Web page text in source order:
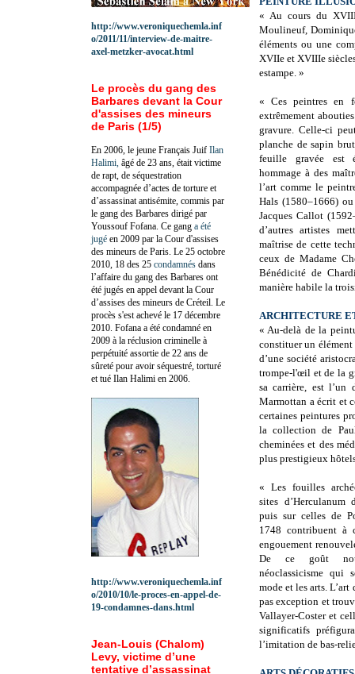
« Au cours du
Moulineuf,
éléments ou une
XVIIe et XVIIIe
estampe. »
« Ces peintres en
extrêmement
gravure. Celle-ci
planche de sapin
feuille gravée est
hommage à des
l’art comme le
Hals (1580–1666)
Jacques Callot
d’autres artistes
maîtrise de cette
ceux de Madame
Bénédicité de
manière habile la
ARCHITECTURE
« Au-delà de la
constituer un
d’une société
trompe-l'œil et de la
sa carrière, est l’un
Marmottan a écrit et
certaines peintures
la collection de
cheminées et des
plus prestigieux
« Les fouilles
sites d’Herculanum
puis sur celles de
1748 contribuent à
engouement
De ce goût
néoclassicisme qui
mode et les arts.
pas exception et
Vallayer-Coster et
significatifs
l’imitation de bas-
http://www.veroniquechemla.inf
o/2011/11/interview-de-maitre-
axel-metzker-avocat.html
Le procès du gang des
Barbares devant la Cour
d'assises des mineurs
de Paris (1/5)
En 2006, le jeune Français Juif Ilan
Halimi, âgé de 23 ans, était victime
de rapt, de séquestration
accompagnée d’actes de torture et
d’assassinat antisémite, commis par
le gang des Barbares dirigé par
Youssouf Fofana. Ce gang a été
jugé en 2009 par la Cour d'assises
des mineurs de Paris. Le 25 octobre
2010, 18 des 25 condamnés dans
l’affaire du gang des Barbares ont
été jugés en appel devant la Cour
d’assises des mineurs de Créteil. Le
procès s'est achevé le 17 décembre
2010. Fofana a été condamné en
2009 à la réclusion criminelle à
perpétuité assortie de 22 ans de
sûreté pour avoir séquestré, torturé
et tué Ilan Halimi en 2006.
http://www.veroniquechemla.inf
o/2010/10/le-proces-en-appel-de-
19-condamnes-dans.html
Jean-Louis (Chalom)
Levy, victime d’une
tentative d’assassinat